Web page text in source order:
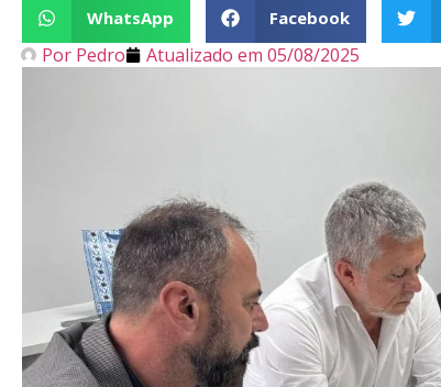
WhatsApp Facebook
Por Pedro Atualizado em 05/08/2025